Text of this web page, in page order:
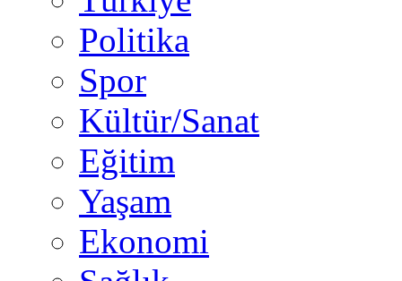
Politika
Spor
Kültür/Sanat
Eğitim
Yaşam
Ekonomi